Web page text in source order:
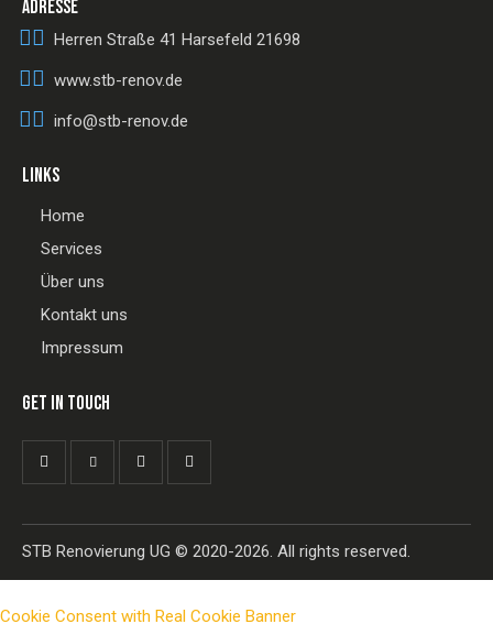
ADRESSE
Herren Straße 41 Harsefeld 21698
www.stb-renov.de
info@stb-renov.de
LINKS
Home
Services
Über uns
Kontakt uns
Impressum
GET IN TOUCH
STB Renovierung UG © 2020-2026. All rights reserved.
Cookie Consent with Real Cookie Banner